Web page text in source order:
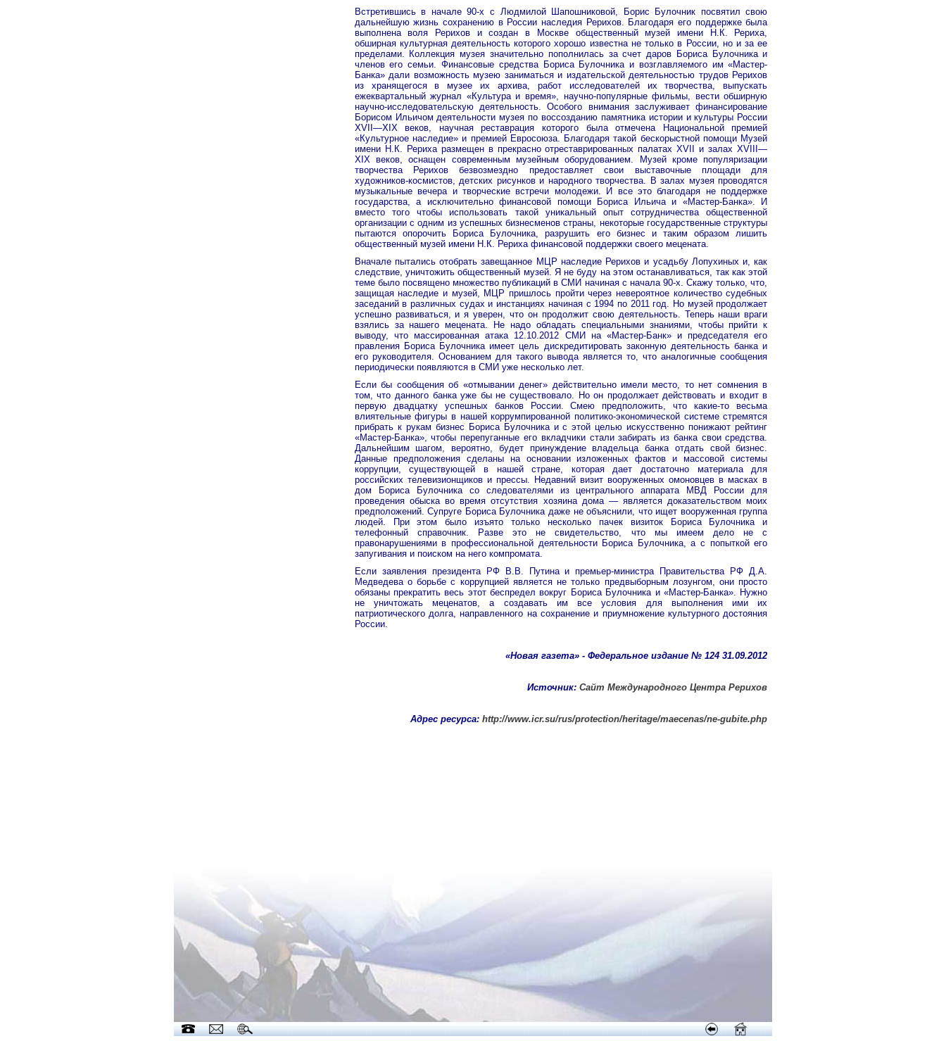
Встретившись в начале 90-х с Людмилой Шапошниковой, Борис Булочник посвятил свою
дальнейшую жизнь сохранению в России наследия Рерихов. Благодаря его поддержке была
выполнена воля Рерихов и создан в Москве общественный музей имени Н.К. Рериха,
обширная культурная деятельность которого хорошо известна не только в России, но и за ее
пределами. Коллекция музея значительно пополнилась за счет даров Бориса Булочника и
членов его семьи. Финансовые средства Бориса Булочника и возглавляемого им «Мастер-
Банка» дали возможность музею заниматься и издательской деятельностью трудов Рерихов
из хранящегося в музее их архива, работ исследователей их творчества, выпускать
ежеквартальный журнал «Культура и время», научно-популярные фильмы, вести обширную
научно-исследовательскую деятельность. Особого внимания заслуживает финансирование
Борисом Ильичом деятельности музея по воссозданию памятника истории и культуры России
XVII—XIX веков, научная реставрация которого была отмечена Национальной премией
«Культурное наследие» и премией Евросоюза. Благодаря такой бескорыстной помощи Музей
имени Н.К. Рериха размещен в прекрасно отреставрированных палатах XVII и залах XVIII—
XIX веков, оснащен современным музейным оборудованием. Музей кроме популяризации
творчества Рерихов безвозмездно предоставляет свои выставочные площади для
художников-космистов, детских рисунков и народного творчества. В залах музея проводятся
музыкальные вечера и творческие встречи молодежи. И все это благодаря не поддержке
государства, а исключительно финансовой помощи Бориса Ильича и «Мастер-Банка». И
вместо того чтобы использовать такой уникальный опыт сотрудничества общественной
организации с одним из успешных бизнесменов страны, некоторые государственные структуры
пытаются опорочить Бориса Булочника, разрушить его бизнес и таким образом лишить
общественный музей имени Н.К. Рериха финансовой поддержки своего мецената.
Вначале пытались отобрать завещанное МЦР наследие Рерихов и усадьбу Лопухиных и, как
следствие, уничтожить общественный музей. Я не буду на этом останавливаться, так как этой
теме было посвящено множество публикаций в СМИ начиная с начала 90-х. Скажу только, что,
защищая наследие и музей, МЦР пришлось пройти через невероятное количество судебных
заседаний в различных судах и инстанциях начиная с 1994 по 2011 год. Но музей продолжает
успешно развиваться, и я уверен, что он продолжит свою деятельность. Теперь наши враги
взялись за нашего мецената. Не надо обладать специальными знаниями, чтобы прийти к
выводу, что массированная атака 12.10.2012 СМИ на «Мастер-Банк» и председателя его
правления Бориса Булочника имеет цель дискредитировать законную деятельность банка и
его руководителя. Основанием для такого вывода является то, что аналогичные сообщения
периодически появляются в СМИ уже несколько лет.
Если бы сообщения об «отмывании денег» действительно имели место, то нет сомнения в
том, что данного банка уже бы не существовало. Но он продолжает действовать и входит в
первую двадцатку успешных банков России. Смею предположить, что какие-то весьма
влиятельные фигуры в нашей коррумпированной политико-экономической системе стремятся
прибрать к рукам бизнес Бориса Булочника и с этой целью искусственно понижают рейтинг
«Мастер-Банка», чтобы перепуганные его вкладчики стали забирать из банка свои средства.
Дальнейшим шагом, вероятно, будет принуждение владельца банка отдать свой бизнес.
Данные предположения сделаны на основании изложенных фактов и массовой системы
коррупции, существующей в нашей стране, которая дает достаточно материала для
российских телевизионщиков и прессы. Недавний визит вооруженных омоновцев в масках в
дом Бориса Булочника со следователями из центрального аппарата МВД России для
проведения обыска во время отсутствия хозяина дома — является доказательством моих
предположений. Супруге Бориса Булочника даже не объяснили, что ищет вооруженная группа
людей. При этом было изъято только несколько пачек визиток Бориса Булочника и
телефонный справочник. Разве это не свидетельство, что мы имеем дело не с
правонарушениями в профессиональной деятельности Бориса Булочника, а с попыткой его
запугивания и поиском на него компромата.
Если заявления президента РФ В.В. Путина и премьер-министра Правительства РФ Д.А.
Медведева о борьбе с коррупцией является не только предвыборным лозунгом, они просто
обязаны прекратить весь этот беспредел вокруг Бориса Булочника и «Мастер-Банка». Нужно
не уничтожать меценатов, а создавать им все условия для выполнения ими их
патриотического долга, направленного на сохранение и приумножение культурного достояния
России.
«Новая газета» - Федеральное издание № 124 31.09.2012
Источник:Сайт Международного Центра Рерихов
Адрес ресурса:http://www.icr.su/rus/protection/heritage/maecenas/ne-gubite.php